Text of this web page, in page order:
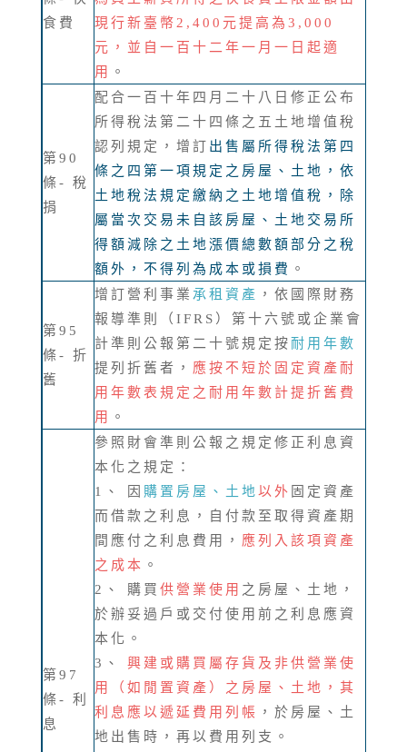
食費
現行新臺幣2,400元提高為3,000
元，並自一百十二年一月一日起適
用
。
第90
條- 稅
捐
配合一百十年四月二十八日修正公布
所得稅法第二十四條之五土地增值稅
認列規定，增訂 出售屬所得稅法第四
條之四第一項規定之房屋、土地，依
土地稅法規定繳納之土地增值稅，除
屬當次交易未自該房屋、土地交易所
得額減除之土地漲價總數額部分之稅
額外，不得列為成本或損費 。
第95
條- 折
舊
增訂營利事業 承租資產 ，依國際財務
報導準則（IFRS）第十六號或企業會
計準則公報第二十號規定按 耐用年數
提列折舊者， 應按不短於固定資產耐
用年數表規定之耐用年數計提折舊費
用
。
第97
條- 利
息
參照財會準則公報之規定修正利息資
本化之規定：
1、 因 購置房屋、土地以外 固定資產
而借款之利息，自付款至取得資產期
間應付之利息費用， 應列入該項資產
之成本 。
2、 購買 供營業使用 之房屋、土地，
於辦妥過戶或交付使用前之利息應資
本化。
3、 興建或購買屬存貨及非供營業使
用（如閒置資產）之房屋、土地，其
利息應以遞延費用列帳 ，於房屋、土
地出售時，再以費用列支。